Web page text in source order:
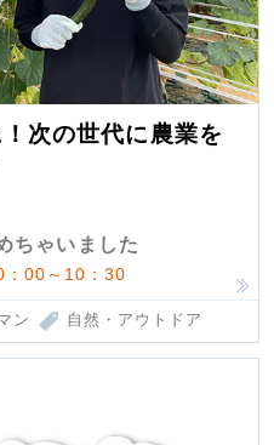
次の世代に農業を
ちゃいました
：00～10：30
ン 自然・アウトドア